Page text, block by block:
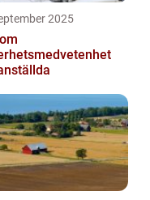
2025